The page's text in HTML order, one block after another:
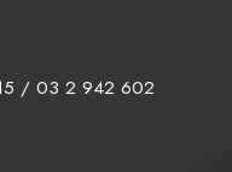
/ 03 2 942 602